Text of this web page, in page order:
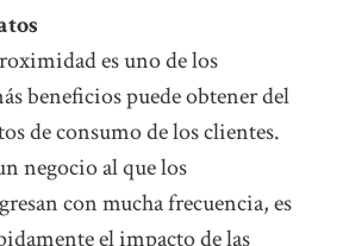
es uno de los
beneficios puede obtener del
de consumo de los clientes.
negocio al que los
con mucha frecuencia, es
el impacto de las